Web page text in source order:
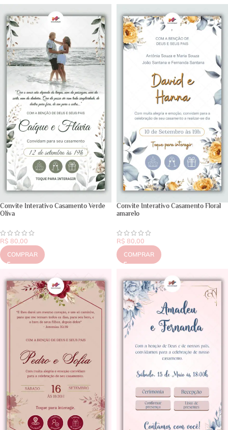
Convite Interativo Casamento Verde
Oliva
R$ 80,00
COMPRAR
Convite Interativo Casamento Floral
amarelo
R$ 80,00
COMPRAR